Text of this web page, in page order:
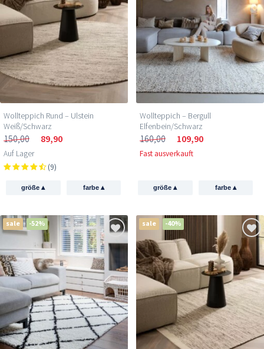
Wollteppich Rund – Ulstein
Weiß/Schwarz
150,00 89,90
Auf Lager
(9)
größe▴ farbe ▴
Wollteppich – Bergull
Elfenbein/Schwarz
160,00 109,90
Fast ausverkauft
größe▴ farbe ▴
sale -52% sale -40%